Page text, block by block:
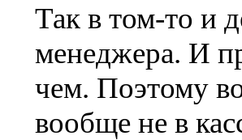
Так в том-то и
менеджера. И
чем. Поэтому
вообще не в